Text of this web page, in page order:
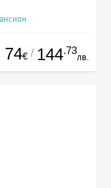
74€ / 144.73
лв.